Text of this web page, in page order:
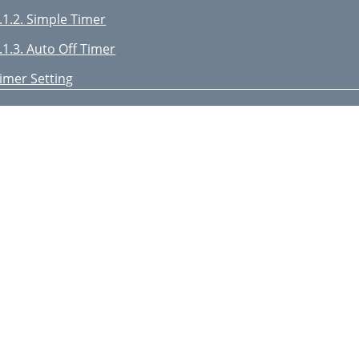
Simple Timer
Auto Off Timer
Setting
Indicator